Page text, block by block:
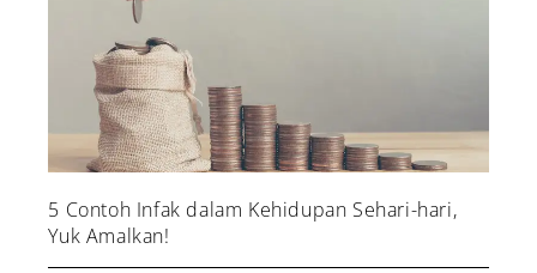
5 Contoh Infak dalam Kehidupan Sehari-hari,
Yuk Amalkan!